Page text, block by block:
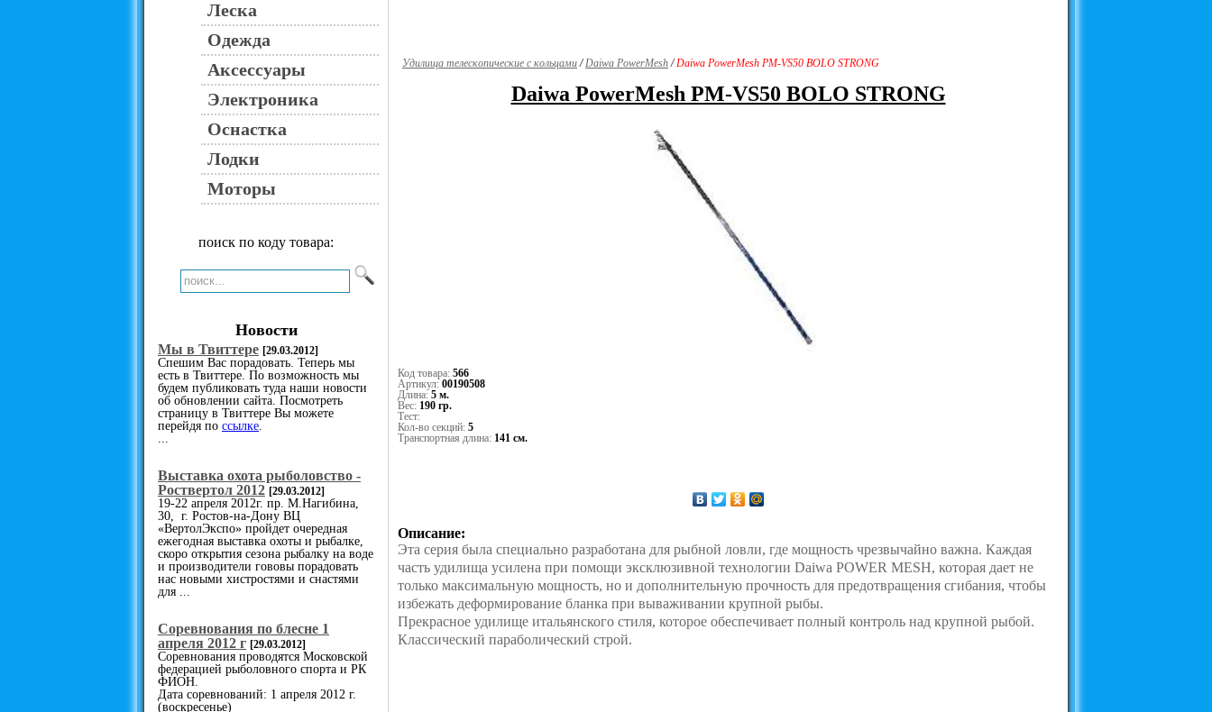
Леска
Одежда
Аксессуары
Электроника
Оснастка
Лодки
Моторы
поиск по коду товара:
Новости
Мы в Твиттере [29.03.2012]
Спешим Вас порадовать. Теперь мы
есть в Твиттере. По возможность мы
будем публиковать туда наши новости
об обновлении сайта. Посмотреть
страницу в Твиттере Вы можете
перейдя по ссылке
Выставка охота рыболовство -
Роствертол 2012 [29.03.2012]
19-22 апреля 2012г. пр. М.Нагибина,
30, г. Ростов-на-Дону ВЦ
«ВертолЭкспо» пройдет очередная
ежегодная выставка охоты и рыбалке,
скоро открытия сезона рыбалку на воде
и производители гововы порадовать
нас новыми хистростями и снастями
для ...
Cоревнования по блесне 1
апреля 2012 г [29.03.2012]
Соревнования проводятся Московской
федерацией рыболовного спорта и РК
ФИОН.
Дата соревнований: 1 апреля 2012 г.
(воскресенье)
Удилища телескопические с кольцами/Daiwa PowerMesh/Daiwa PowerMesh PM-VS50 BOLO STRONG
Daiwa PowerMesh PM-VS50 BOLO STRONG
Код товара: 566
Артикул: 00190508
Длина: 5 м.
Вес: 190 гр.
Тест:
Кол-во секций: 5
Транспортная длина: 141 см.
Описание:
Эта серия была специально разработана для рыбной ловли, где мощность чрезвычайно важна. Каждая
часть удилища усилена при помощи эксклюзивной технологии Daiwa POWER MESH, которая дает не
только максимальную мощность, но и дополнительную прочность для предотвращения сгибания, чтобы
избежать деформирование бланка при вываживании крупной рыбы.
Прекрасное удилище итальянского стиля, которое обеспечивает полный контроль над крупной рыбой.
Классический параболический строй.